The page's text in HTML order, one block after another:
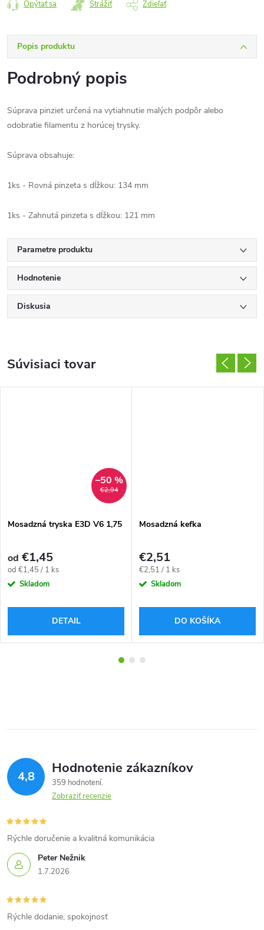
Opýtať sa Strážiť Zdieľať
Popis produktu
Podrobný popis
Súprava pinziet určená na vytiahnutie malých podpôr alebo
odobratie filamentu z horúcej trysky.
Súprava obsahuje:
1ks - Rovná pinzeta s dĺžkou: 134 mm
1ks - Zahnutá pinzeta s dĺžkou: 121 mm
Parametre produktu
Hodnotenie
Diskusia
Súvisiaci tovar
€2,94
–50 %
Mosadzná tryska E3D V6 1,75
od €1,45
Jednotková
cena:
od €1,45 / 1 ks
Skladom
DETAIL
Mosadzná kefka
€2,51
Jednotková
cena:
€2,51 / 1 ks
Skladom
DO KOŠÍKA
4,8 Hodnotenie zákazníkov
359 hodnotení
Zobraziť recenzie
Peter Nežnik
1.7.2026
Rýchle doručenie a kvalitná komunikácia
Rýchle dodanie, spokojnosť